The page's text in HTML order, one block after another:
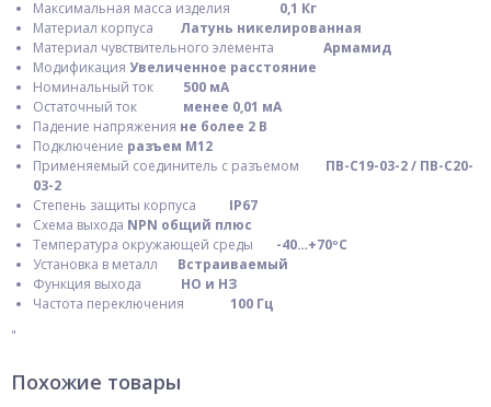
Максимальная масса изделия
0,1 Кг
Материал корпуса Латунь никелированная
Материал чувствительного элемента Армамид
Модификация Увеличенное расстояние
Номинальный ток 500 мА
Остаточный ток
менее 0,01 мА
Падение напряжения не более 2 В
Подключение разъем М12
Применяемый соединитель с разъемом ПВ-С19-03-2 / ПВ-С20-
03-2
Степень защиты корпуса IP67
Схема выхода NPN общий плюс
Температура окружающей среды
-40…+70ºС
Установка в металл Встраиваемый
Функция выхода
НО и НЗ
Частота переключения
100 Гц
"
Похожие товары